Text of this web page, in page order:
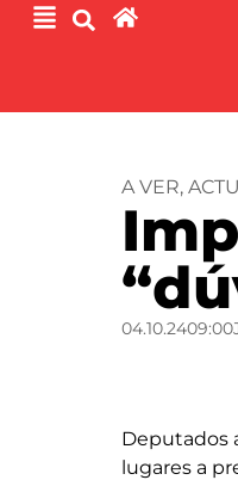
A VER,
04.10.2409:00
Deputados
lugares a